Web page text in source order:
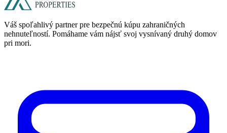
Váš spoľahlivý partner pre bezpečnú kúpu zahraničných
nehnuteľností. Pomáhame vám nájsť svoj vysnívaný druhý domov
pri mori.